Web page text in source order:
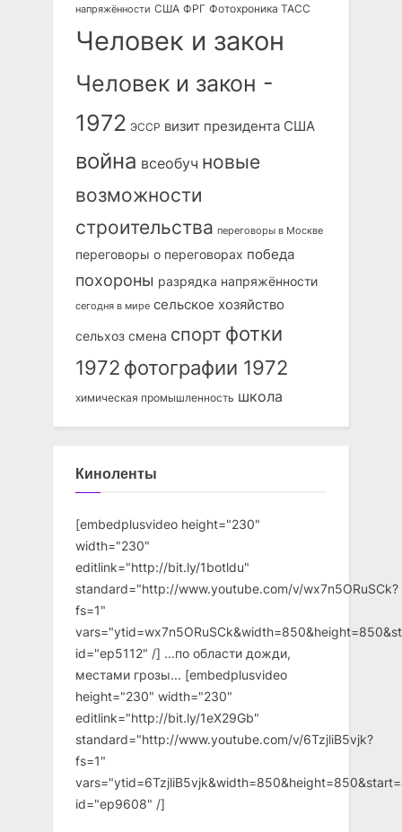
напряжённости США ФРГ Фотохроника ТАСС
Человек и закон
Человек и закон -
1972 ЭССР визит президента США
война всеобуч новые
возможности
строительства переговоры в Москве
переговоры о переговорах победа
похороны разрядка напряжённости
сегодня в мире сельское хозяйство
сельхоз смена спорт фотки
1972 фотографии 1972
химическая промышленность школа
Киноленты
[embedplusvideo height="230"
width="230"
editlink="http://bit.ly/1botldu"
standard="http://www.youtube.com/v/wx7n5ORuSCk?
fs=1"
id="ep5112" /] ...по области дожди,
местами грозы... [embedplusvideo
height="230" width="230"
editlink="http://bit.ly/1eX29Gb"
standard="http://www.youtube.com/v/6TzjliB5vjk?
fs=1"
id="ep9608" /]